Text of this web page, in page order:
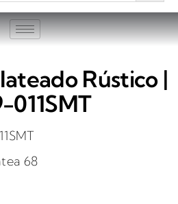
Rústico |
011SMT
68